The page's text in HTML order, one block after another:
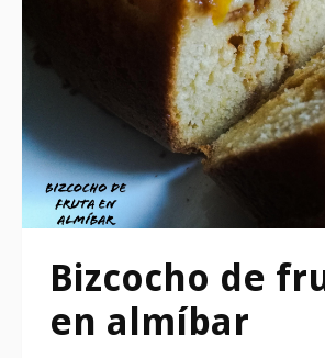
Bizcocho de
en almíbar